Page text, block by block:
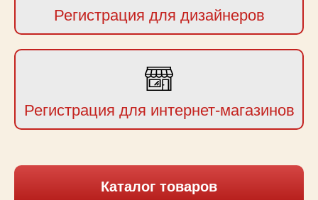
Регистрация для дизайнеров
Регистрация для интернет-магазинов
Каталог товаров